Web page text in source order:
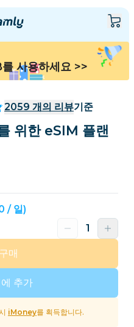
사용하세요 >>
2059 개의 리뷰기준
위한 eSIM 플랜
/ 일)
추가
매
iMoney를 획득합니다.